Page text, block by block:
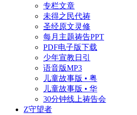
专栏文章
未得之民代祷
圣经原文灵修
每月主题祷告PPT
PDF电子版下载
少年宣教日引
语音版MP3
儿童故事版 • 粤
儿童故事版 • 华
30分钟线上祷告会
Z守望者